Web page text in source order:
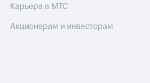
Карьера в МТС
Акционерам и инвесторам